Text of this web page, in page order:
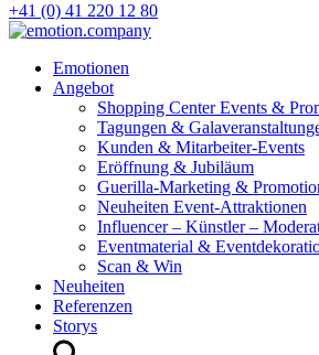
+41 (0) 41 220 12 80
Hauptnavigation
Emotionen
Angebot
Shopping Center Events &
Tagungen &
Kunden & Mitarbeiter-Events
Eröffnung & Jubiläum
Guerilla-Marketing &
Neuheiten Event-Attraktionen
Influencer – Künstler –
Eventmaterial &
Scan & Win
Neuheiten
Referenzen
Storys